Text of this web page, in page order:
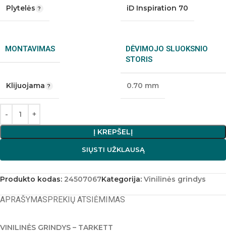
Plytelės iD Inspiration 70
MONTAVIMAS
Klijuojama
DĖVIMOJO SLUOKSNIO
STORIS
0.70 mm
Į KREPŠELĮ
SIŲSTI UŽKLAUSĄ
Produkto kodas: 24507067Kategorija: Vinilinės grindys
APRAŠYMASPREKIŲ ATSIĖMIMAS
VINILINĖS GRINDYS – TARKETT